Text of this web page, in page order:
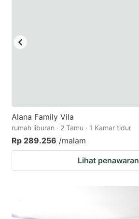
Alana Family Vila
rumah liburan · 2 Tamu · 1 Kamar tidur
Rp 289.256 /malam
Lihat penawaran